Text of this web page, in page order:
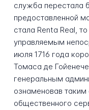
служба перестала
предоставленной
стала Renta Real,
управляемым
июля 1716 года
Томаса де
генеральным
ознаменовав
общественного